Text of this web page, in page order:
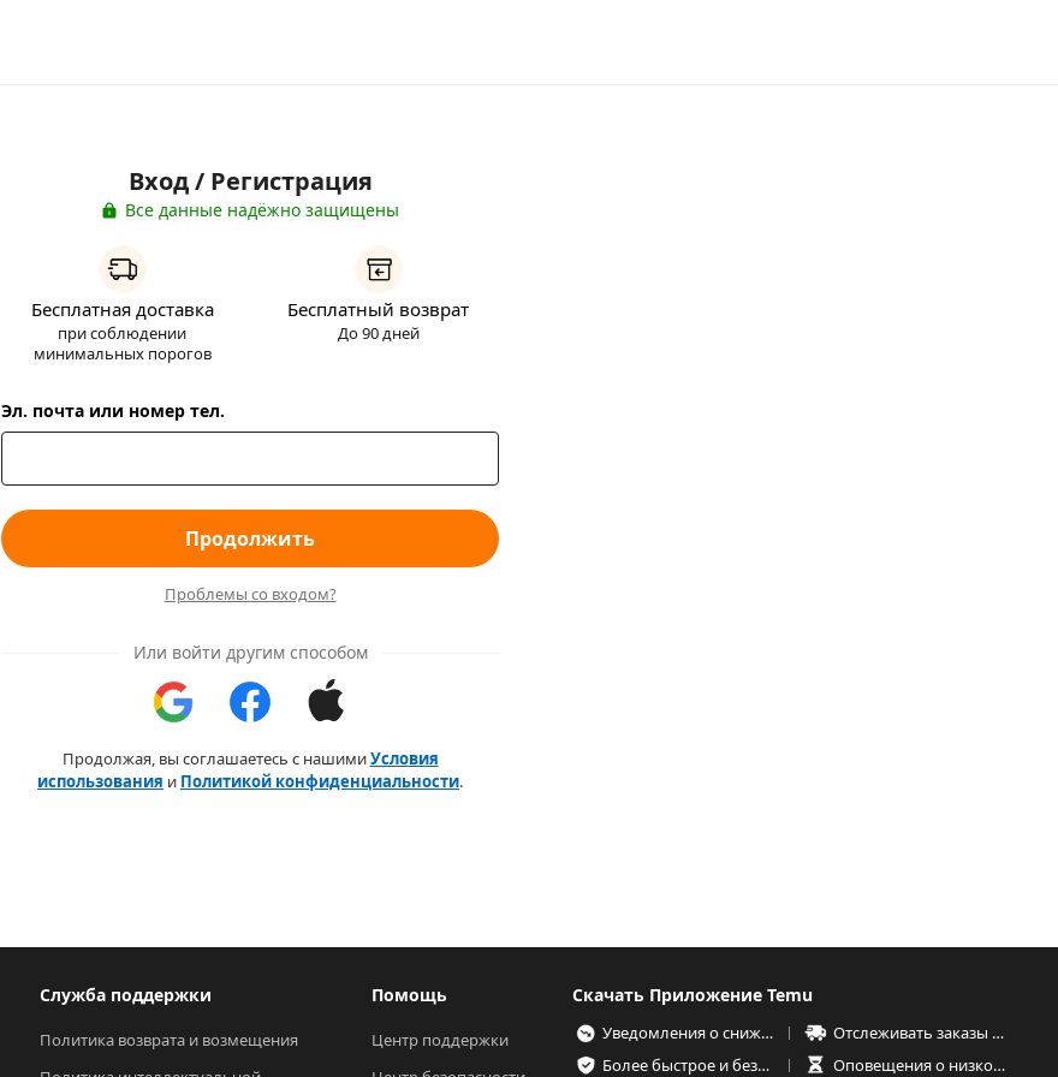
Вход / Регистрация
Все данные надёжно защищены
Бесплатная доставка
при соблюдении
минимальных порогов
Бесплатный возврат
До 90 дней
Эл. почта или номер тел.
Продолжить
Проблемы со входом?
Или войти другим способом
Продолжая, вы соглашаетесь с нашимиУсловия
использования и Политикой конфиденциальности.
Служба поддержки
Политика возврата и возмещения
Помощь
Центр поддержки
Скачать Приложение Temu
Уведомления о снижении цен
Отслеживать заказы в любое время
Более быстрое и безопасное оформление заказа
Оповещения о низком запасе товаров